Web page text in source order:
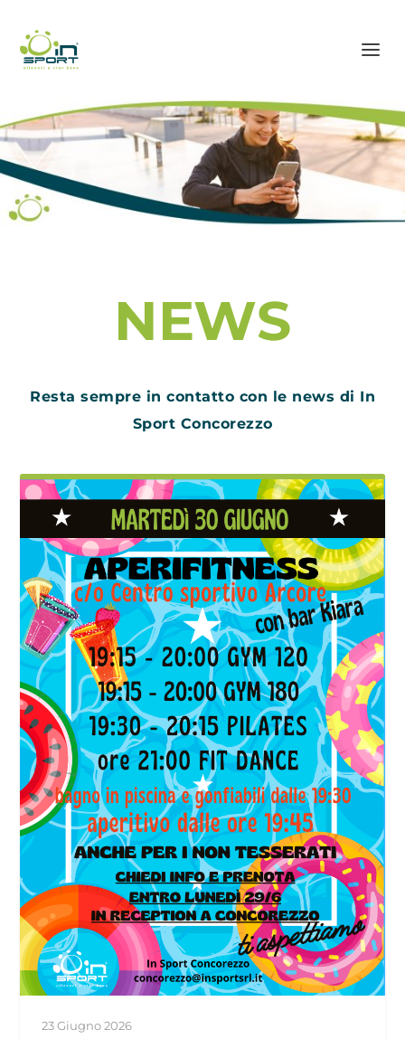
NEWS
Resta sempre in contatto con le news di In
Sport Concorezzo
23 Giugno 2026